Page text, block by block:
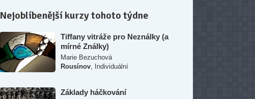
Nejoblíbenější kurzy tohoto týdne
Tiffany vitráže pro Neználky (a
mírné Ználky)
Marie Bezuchová
Rousínov
Individuální
Základy háčkování